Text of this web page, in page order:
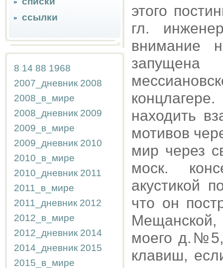
ссылки
8 14 88 1968
2007_дневник 2008
2008_в_мире
2008_дневник 2009
2009_в_мире
2009_дневник 2010
2010_в_мире
2010_дневник 2011
2011_в_мире
2011_дневник 2012
2012_в_мире
2012_дневник 2014
2014_дневник 2015
2015_в_мире
этого
гл.
внимание
находить
мотивов
мир через
моск.
акустикой
что он
Мещанской,
моего д.№5,
клавиш,